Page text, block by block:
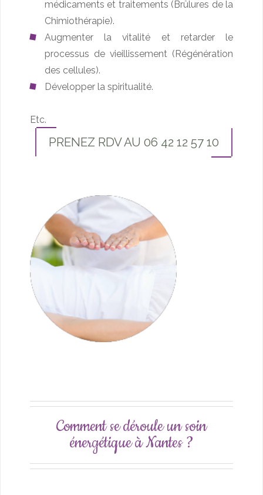
médicaments et traitements (Brûlures de la
Chimiothérapie).
Augmenter la vitalité et retarder le
processus de vieillissement (Régénération
des cellules).
Développer la spiritualité.
Etc.
PRENEZ RDV AU 06 42 12 57 10
Comment se déroule un soin
énergétique à Nantes ?